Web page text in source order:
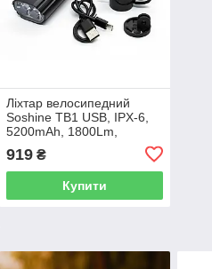
Ліхтар велосипедний
Soshine TB1 USB, IPX-6,
5200mAh, 1800Lm,
LED
919₴
Купити